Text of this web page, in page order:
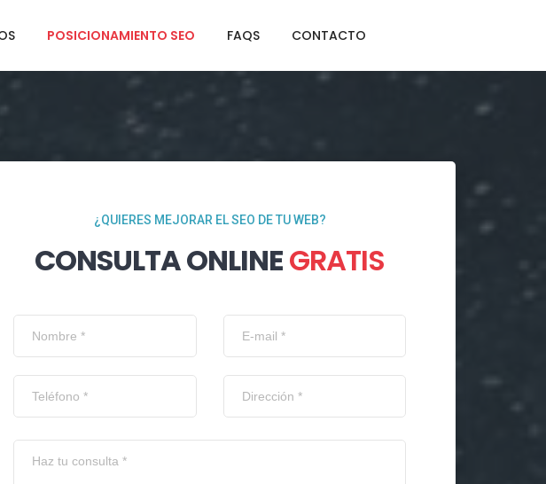
POSICIONAMIENTO SEO FAQS CONTACTO
¿QUIERES MEJORAR EL SEO DE TU WEB?
CONSULTA ONLINEGRATIS